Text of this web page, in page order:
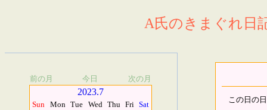
A氏のきまぐれ日
前の月 今日 次の月
2023.7
Sun Mon Tue Wed Thu Fri Sat
この日の